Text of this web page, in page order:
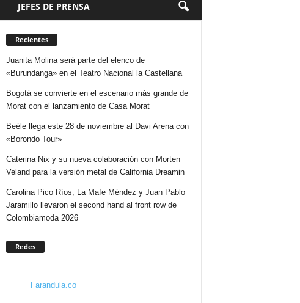
JEFES DE PRENSA
Recientes
Juanita Molina será parte del elenco de
«Burundanga» en el Teatro Nacional la Castellana
Bogotá se convierte en el escenario más grande de
Morat con el lanzamiento de Casa Morat
Beéle llega este 28 de noviembre al Davi Arena con
«Borondo Tour»
Caterina Nix y su nueva colaboración con Morten
Veland para la versión metal de California Dreamin
Carolina Pico Ríos, La Mafe Méndez y Juan Pablo
Jaramillo llevaron el second hand al front row de
Colombiamoda 2026
Redes
Farandula.co